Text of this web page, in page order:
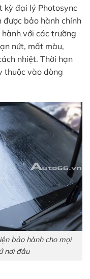
kỳ đại lý Photosync
bảo hành chính
với các trường
nứt, mất màu,
nhiệt. Thời hạn
thuộc vào dòng
bảo hành cho mọi
nơi đâu